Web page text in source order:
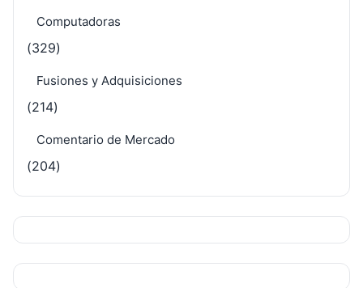
Computadoras
(329)
Fusiones y Adquisiciones
(214)
Comentario de Mercado
(204)